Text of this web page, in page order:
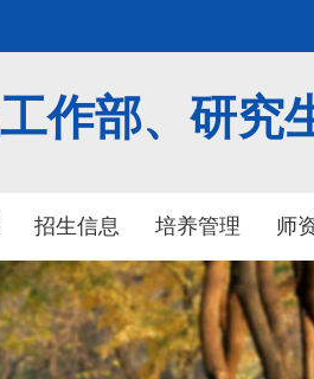
作部、研究
招生信息 培养管理 师